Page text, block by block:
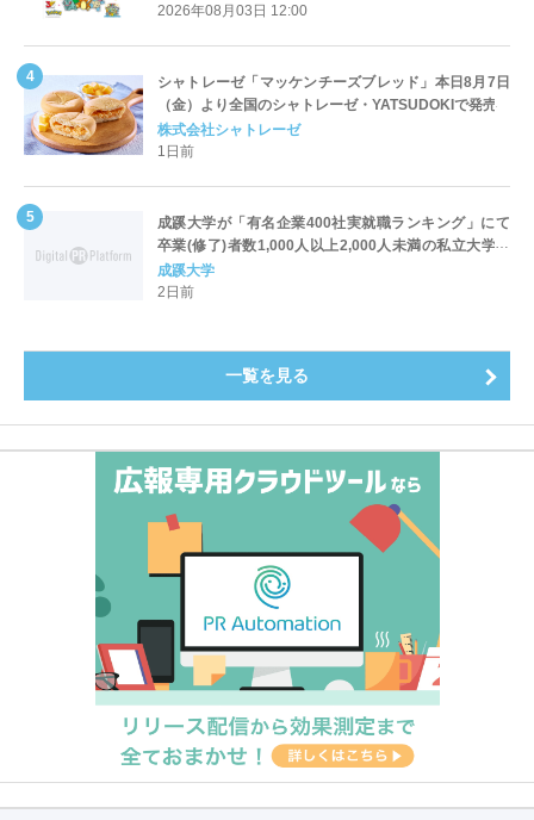
2026年08月03日 12:00
シャトレーゼ「マッケンチーズブレッド」本日8月7日
（金）より全国のシャトレーゼ・YATSUDOKIで発売
株式会社シャトレーゼ
1日前
成蹊大学が「有名企業400社実就職ランキング」にて
卒業(修了)者数1,000人以上2,000人未満の私立大学で
全国第1位を獲得！～実就職率は26.5%（前年比＋
4.3pt）に伸長、東京の私立大学でも10位にランクイン
成蹊大学
2日前
一覧を見る